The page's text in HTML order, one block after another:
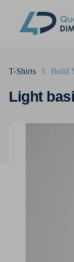
Light
T-Shirts Build